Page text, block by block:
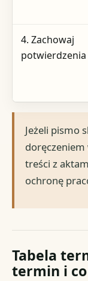
4. Zachowaj
potwierdzenia
Jeżeli pismo
treści z
ochronę
Tabela
termin i